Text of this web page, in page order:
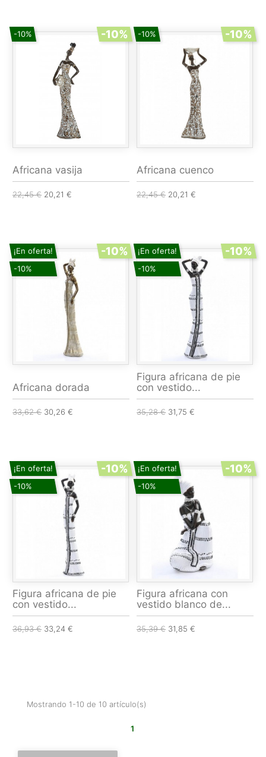
-10% -10%
Africana vasija
22,45 € 20,21 €
-10% -10%
Africana cuenco
22,45 € 20,21 €
¡En oferta!
-10%
-10%
Africana dorada
33,62 € 30,26 €
¡En oferta!
-10%
-10%
Figura africana de pie
con vestido...
35,28 € 31,75 €
¡En oferta!
-10%
-10%
Figura africana de pie
con vestido...
36,93 € 33,24 €
¡En oferta!
-10%
-10%
Figura africana con
vestido blanco de...
35,39 € 31,85 €
Mostrando 1-10 de 10 artículo(s)
1